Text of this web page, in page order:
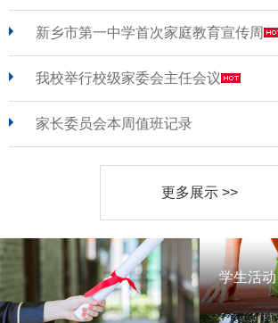
新乡市第一中学首次家庭教育宣传周
我校举行校级家委会主任会议
家长委员会本周值班记录
更多展示 >>
学生活动